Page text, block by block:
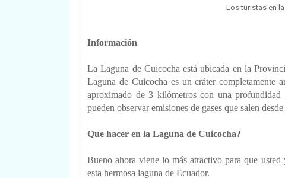
Los turistas en
Información
La Laguna de Cuicocha está ubicada en la
Laguna de Cuicocha es un cráter completamente
aproximado de 3 kilómetros con una
pueden observar emisiones de gases que salen
Que hacer en la Laguna de Cuicocha?
Bueno ahora viene lo más atractivo para que
esta hermosa laguna de Ecuador.